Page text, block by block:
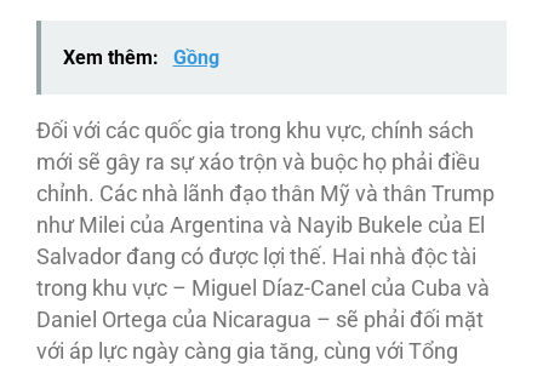
Xem thêm: Gồng
Đối với các quốc gia trong khu vực, chính sách
mới sẽ gây ra sự xáo trộn và buộc họ phải điều
chỉnh. Các nhà lãnh đạo thân Mỹ và thân Trump
như Milei của Argentina và Nayib Bukele của El
Salvador đang có được lợi thế. Hai nhà độc tài
trong khu vực – Miguel Díaz-Canel của Cuba và
Daniel Ortega của Nicaragua – sẽ phải đối mặt
với áp lực ngày càng gia tăng, cùng với Tổng